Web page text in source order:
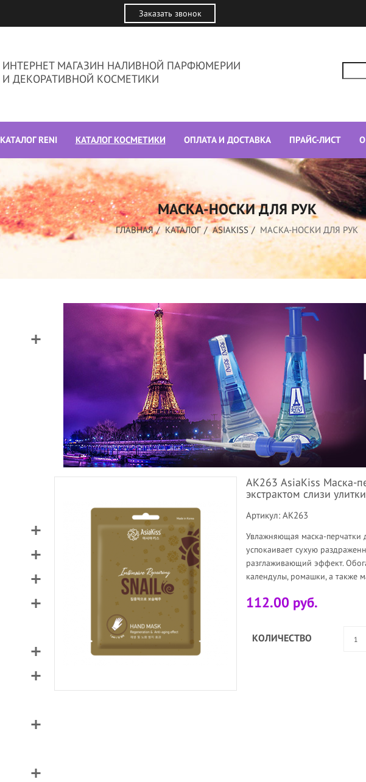
Заказать звонок
ИНТЕРНЕТ МАГАЗИН НАЛИВНОЙ ПАРФЮМЕРИИ
И ДЕКОРАТИВНОЙ КОСМЕТИКИ
КАТАЛОГ RENI КАТАЛОГ КОСМЕТИКИ ОПЛАТА И ДОСТАВКА ПРАЙС-ЛИСТ
МАСКА-НОСКИ ДЛЯ РУК
ГЛАВНАЯ КАТАЛОГ ASIAKISS МАСКА-НОСКИ ДЛЯ РУК
АК263 AsiaKiss Маска-
экстрактом слизи
Артикул: АК263
Увлажняющая маска-перчатки
успокаивает сухую
разглаживающий эффект.
календулы, ромашки, а также
112.00 руб.
КОЛИЧЕСТВО